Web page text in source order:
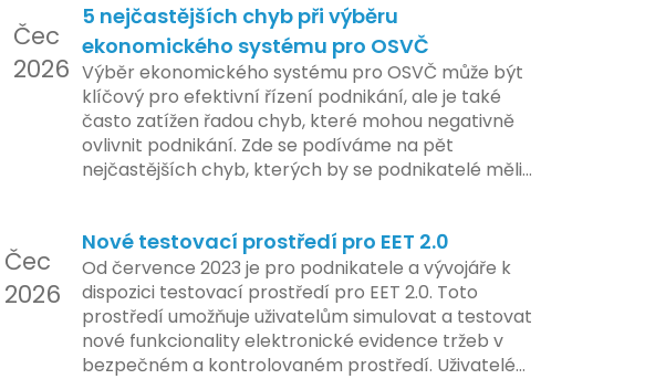
Čec
2026
5 nejčastějších chyb při výběru
ekonomického systému pro OSVČ
Výběr ekonomického systému pro OSVČ může být
klíčový pro efektivní řízení podnikání, ale je také
často zatížen řadou chyb, které mohou negativně
ovlivnit podnikání. Zde se podíváme na pět
nejčastějších chyb, kterých by se podnikatelé měli
Čec
2026
Nové testovací prostředí pro EET 2.0
Od července 2023 je pro podnikatele a vývojáře k
dispozici testovací prostředí pro EET 2.0. Toto
prostředí umožňuje uživatelům simulovat a testovat
nové funkcionality elektronické evidence tržeb v
bezpečném a kontrolovaném prostředí. Uživatelé